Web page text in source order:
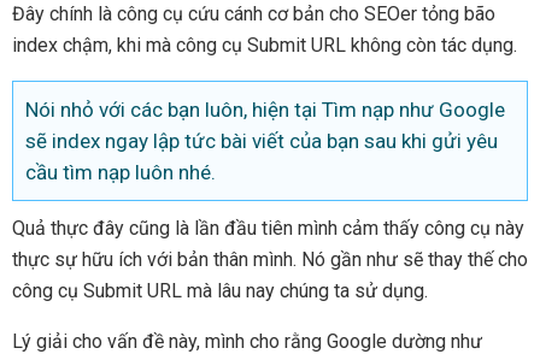
Đây chính là công cụ cứu cánh cơ bản cho SEOer tỏng bão
index chậm, khi mà công cụ Submit URL không còn tác dụng.
Nói nhỏ với các bạn luôn, hiện tại Tìm nạp như Google
sẽ index ngay lập tức bài viết của bạn sau khi gửi yêu
cầu tìm nạp luôn nhé.
Quả thực đây cũng là lần đầu tiên mình cảm thấy công cụ này
thực sự hữu ích với bản thân mình. Nó gần như sẽ thay thế cho
công cụ Submit URL mà lâu nay chúng ta sử dụng.
Lý giải cho vấn đề này, mình cho rằng Google dường như